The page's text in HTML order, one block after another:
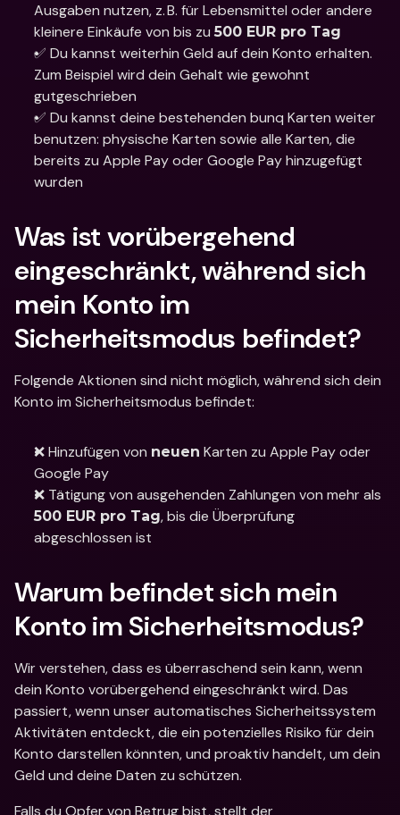
Ausgaben nutzen, z. B. für Lebensmittel oder andere
kleinere Einkäufe von bis zu 500 EUR pro Tag
✅ Du kannst weiterhin Geld auf dein Konto erhalten.
Zum Beispiel wird dein Gehalt wie gewohnt
gutgeschrieben
✅ Du kannst deine bestehenden bunq Karten weiter
benutzen: physische Karten sowie alle Karten, die
bereits zu Apple Pay oder Google Pay hinzugefügt
wurden
Was ist vorübergehend
eingeschränkt, während sich
mein Konto im
Sicherheitsmodus befindet?
Folgende Aktionen sind nicht möglich, während sich dein
Konto im Sicherheitsmodus befindet:
❌ Hinzufügen von neuen Karten zu Apple Pay oder
Google Pay
500 EUR pro Tag, bis die Überprüfung
abgeschlossen ist
Warum befindet sich mein
Konto im Sicherheitsmodus?
Wir verstehen, dass es überraschend sein kann, wenn
dein Konto vorübergehend eingeschränkt wird. Das
passiert, wenn unser automatisches Sicherheitssystem
Aktivitäten entdeckt, die ein potenzielles Risiko für dein
Konto darstellen könnten, und proaktiv handelt, um dein
Geld und deine Daten zu schützen.
Falls du Opfer von Betrug bist, stellt der